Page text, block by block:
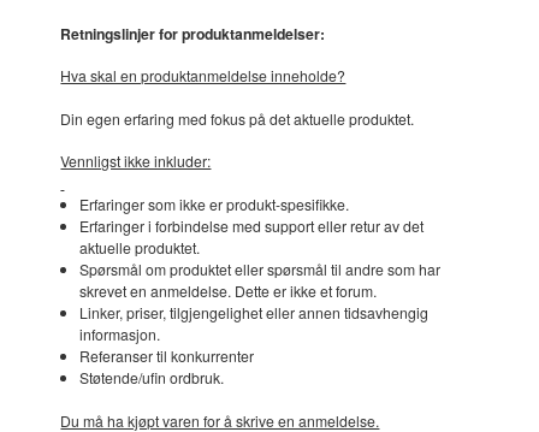
Retningslinjer for produktanmeldelser:
Hva skal en produktanmeldelse inneholde?
Din egen erfaring med fokus på det aktuelle produktet.
Vennligst ikke inkluder:
Erfaringer som ikke er produkt-spesifikke.
Erfaringer i forbindelse med support eller retur av det
aktuelle produktet.
Spørsmål om produktet eller spørsmål til andre som har
skrevet en anmeldelse. Dette er ikke et forum.
Linker, priser, tilgjengelighet eller annen tidsavhengig
informasjon.
Referanser til konkurrenter
Støtende/ufin ordbruk.
Du må ha kjøpt varen for å skrive en anmeldelse.